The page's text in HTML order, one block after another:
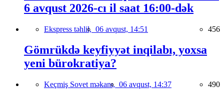
6 avqust 2026-cı il saat 16:00-dək
Ekspress təhlil, 06 avqust, 14:51 456
Gömrükdə keyfiyyət inqilabı, yoxsa
yeni bürokratiya?
Keçmiş Sovet məkanı, 06 avqust, 14:37 490